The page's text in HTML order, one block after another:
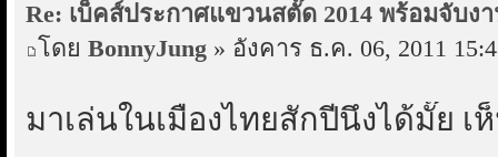
Re: เบ็คส์ประกาศแขวนสตั๊ด 2014 พร้อมจับง
โดย BonnyJung » อังคาร ธ.ค. 06, 2011
มาเล่นในเมืองไทยสักปีนึงได้มั๊ย เ